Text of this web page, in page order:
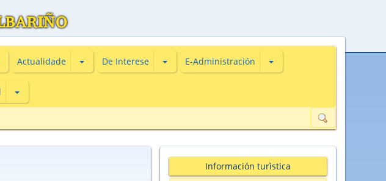
de Concellerías
Actualidade Subsecciones de Actualidade
De Interese Subsecciones de De Interese
E-Administración Subsecciones de E-
Subsecciones de Protección de datos de carácter persoal
Información turìstica